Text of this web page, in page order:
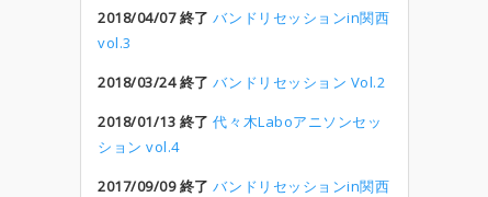
2018/04/07 終了 バンドリセッションin関西
vol.3
2018/03/24 終了 バンドリセッション Vol.2
2018/01/13 終了 代々木Laboアニソンセッ
ション vol.4
2017/09/09 終了 バンドリセッションin関西